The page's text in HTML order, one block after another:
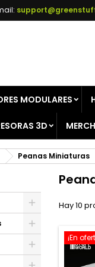
MODULARES
3D
Peanas Miniaturas
Hay 10
¡En